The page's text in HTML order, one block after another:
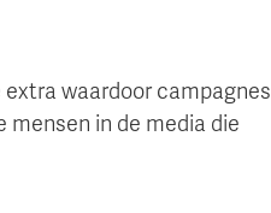
waardoor campagnes
in de media die